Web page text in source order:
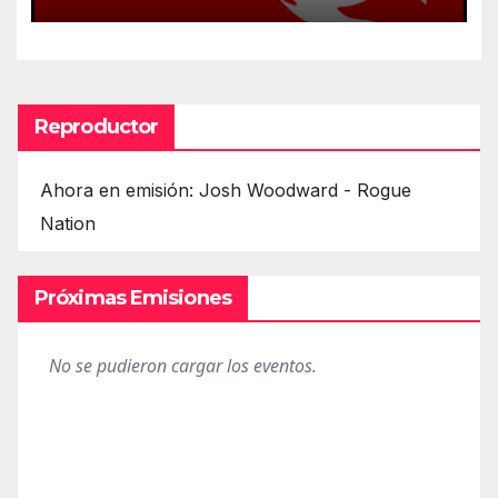
Reproductor
Ahora en emisión: Josh Woodward - Rogue
Nation
Próximas Emisiones